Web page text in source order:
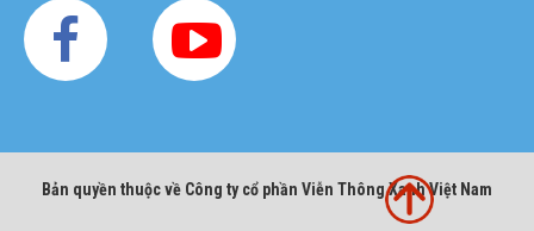
Bản quyền thuộc về Công ty cổ phần Viễn Thông Xanh Việt Nam